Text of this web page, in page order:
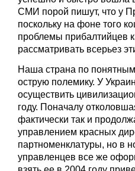
СМИ порой пишут, что у
поскольку на фоне того
проблемы прибалтийцев
рассматривать всерьез
Наша страна по
острую полемику. У
осуществить
году. Поначалу
фактически так и
управлением красных
партноменклатуры, но в
управленцев все же